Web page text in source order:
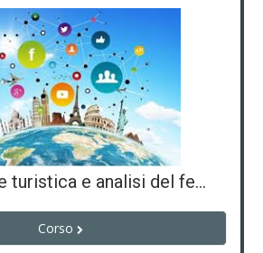
Promozione turistica e analisi del fenomeno extra-alberghiero
Corso